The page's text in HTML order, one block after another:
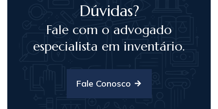
Dúvidas?
Fale com o advogado
especialista em inventário.
Fale Conosco